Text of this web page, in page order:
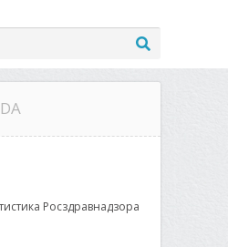
Росздравнадзора